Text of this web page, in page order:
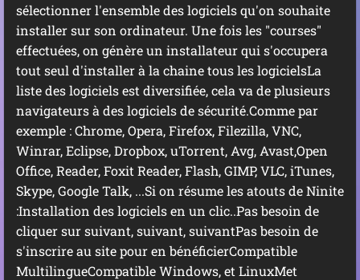
sélectionner l'ensemble des logiciels qu'on souhaite
installer sur son ordinateur. Une fois les "courses"
effectuées, on génère un installateur qui s'occupera
tout seul d'installer à la chaine tous les logicielsLa
liste des logiciels est diversifiée, cela va de plusieurs
navigateurs à des logiciels de sécurité.Comme par
exemple : Chrome, Opera, Firefox, Filezilla, VNC,
Winrar, Eclipse, Dropbox, uTorrent, Avg, Avast,Open
Office, Reader, Foxit Reader, Flash, GIMP, VLC, iTunes,
Skype, Google Talk, ...Si on résume les atouts de Ninite
:Installation des logiciels en un clic..Pas besoin de
cliquer sur suivant, suivant, suivantPas besoin de
s'inscrire au site pour en bénéficierCompatible
MultilingueCompatible Windows, et LinuxMet